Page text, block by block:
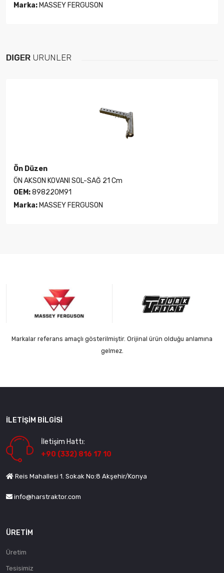
Marka: MASSEY FERGUSON
DIĞER ÜRÜNLER
Ön Düzen
ÖN AKSON KOVANI SOL-SAĞ 21 Cm
OEM:898220M91
Marka: MASSEY FERGUSON
Markalar referans amaçlı gösterilmiştir. Orijinal ürün olduğu anlamına
gelmez.
İLETIŞIM BILGISI
İletişim Hattı:
+90 (332) 816 17 10
Reis Mahallesi 1. Sokak No:8 Akşehir/Konya
info@harstraktor.com
ÜRETIM
Üretim
Tesisimiz